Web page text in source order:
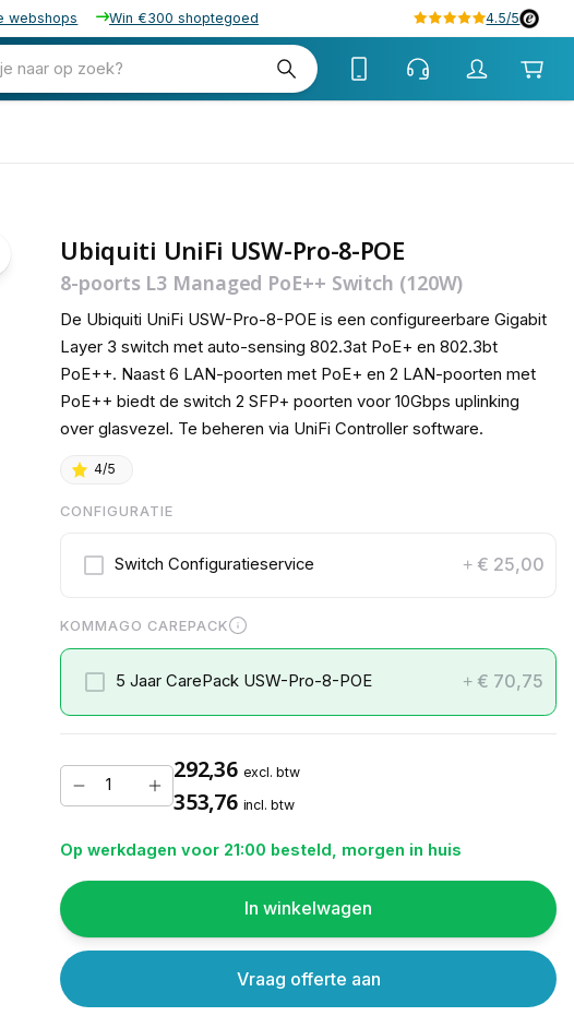
webshops Win €300 shoptegoed 4.5/5
naar op zoek?
Ubiquiti UniFi USW-Pro-8-POE
8-poorts L3 Managed PoE++ Switch (120W)
De Ubiquiti UniFi USW-Pro-8-POE is een configureerbare Gigabit
Layer 3 switch met auto-sensing 802.3at PoE+ en 802.3bt
PoE++. Naast 6 LAN-poorten met PoE+ en 2 LAN-poorten met
PoE++ biedt de switch 2 SFP+ poorten voor 10Gbps uplinking
over glasvezel. Te beheren via UniFi Controller software.
4/5
CONFIGURATIE
Switch Configuratieservice + € 25,00
KOMMAGO CAREPACK
5 Jaar CarePack USW-Pro-8-POE + € 70,75
292,36 excl. btw
353,76 incl. btw
Op werkdagen voor 21:00 besteld, morgen in huis
In winkelwagen
Vraag offerte aan
excl. btw
incl. btw